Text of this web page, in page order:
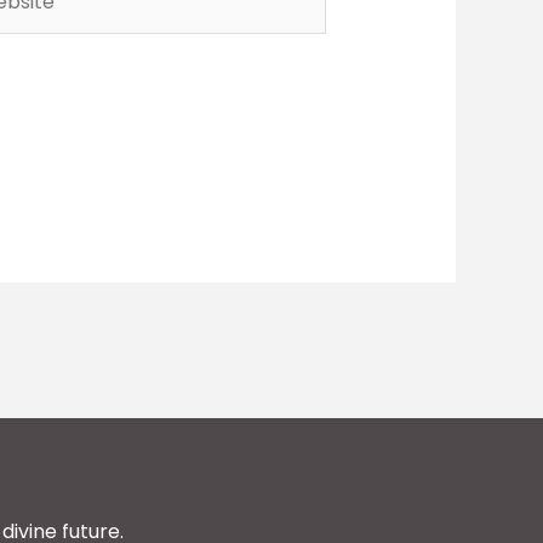
future.